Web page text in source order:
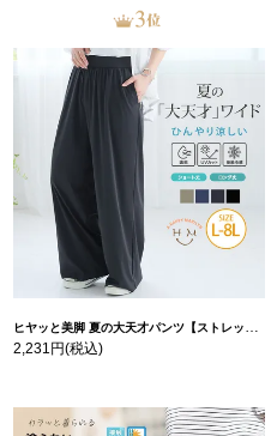
ヒヤッと美脚 夏の大天才パンツ【ストレッチ】 | 大きいサイズの通販ならハッピーマリリン
2,231円(税込)